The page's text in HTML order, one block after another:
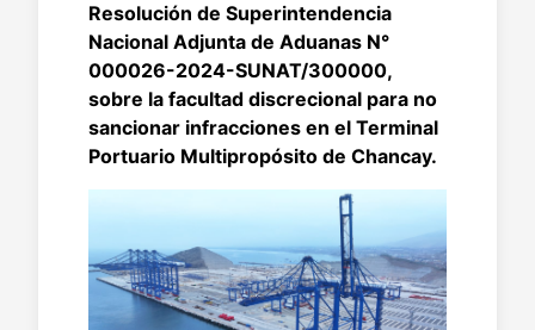
Resolución de Superintendencia
Nacional Adjunta de Aduanas N°
000026-2024-SUNAT/300000,
sobre la facultad discrecional para no
sancionar infracciones en el Terminal
Portuario Multipropósito de Chancay.